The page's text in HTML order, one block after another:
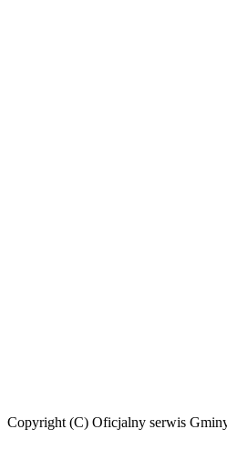
Copyright (C) Oficjalny serwis